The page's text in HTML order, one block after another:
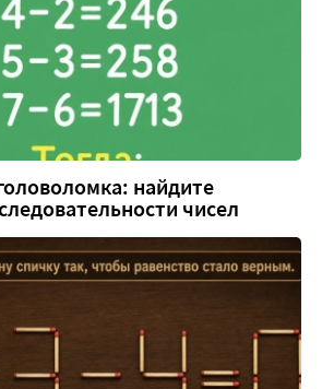
найдите
чисел